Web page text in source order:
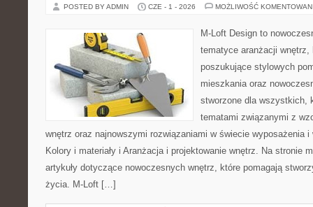
POSTED BY ADMIN CZE - 1 - 2026 MOŻLIWOŚĆ
M-Loft Design to
tematyce aranżacji
poszukujące stylowych
mieszkania oraz
stworzone dla wszystkich,
tematami związanymi z
wnętrz oraz najnowszymi rozwiązaniami w świecie wyposażenia
Kolory i materiały i Aranżacja i projektowanie wnętrz. Na stronie
artykuły dotyczące nowoczesnych wnętrz, które pomagają
życia. M-Loft […]